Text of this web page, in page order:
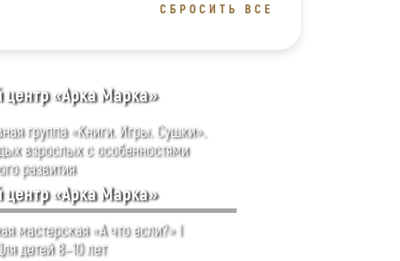
СБРОСИТЬ ВСЕ
центр «Арка Марка»
группа «Книги. Игры. Сушки».
взрослых с особенностями
развития
центр «Арка Марка»
мастерская «А что если?» I
детей 8–10 лет